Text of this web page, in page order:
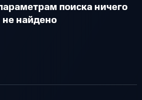
поиска ничего
не найдено